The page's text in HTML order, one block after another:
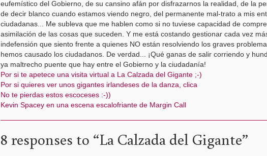
eufemístico del Gobierno, de su cansino afán por disfrazarnos la realidad, de la
de decir blanco cuando estamos viendo negro, del permanente mal-trato a mis
ciudadanas... Me subleva que me hablen como si no tuviese capacidad de
asimilación de las cosas que suceden. Y me está costando gestionar cada vez
indefensión que siento frente a quienes NO están resolviendo los graves
hemos causado los ciudadanos. De verdad... ¡Qué ganas de salir corriendo y
ya maltrecho puente que hay entre el Gobierno y la ciudadanía!
Por si te apetece una visita virtual a La Calzada del Gigante ;-)
Por si quieres ver unos gigantes irlandeses de la danza, clica
No te pierdas estos escoceses :-))
Kevin Spacey en una escena escalofriante de Margin Call
8 responses to “La Calzada del Gigante”